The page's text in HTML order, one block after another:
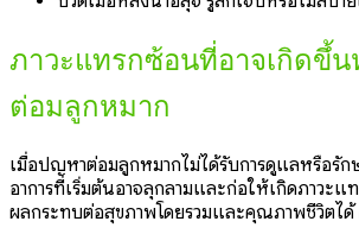
ภาวะแทรกซ้อนที่อาจเกิดขึ้น
ต่อมลูกหมาก
เมื่อปัญหาต่อมลูกหมากไม่ได้รับการดูแลหรือรัก
อาการที่เริ่มต้นอาจลุกลามและก่อให้เกิดภาวะ
ผลกระทบต่อสุขภาพโดยรวมและคุณภาพชีวิตได้